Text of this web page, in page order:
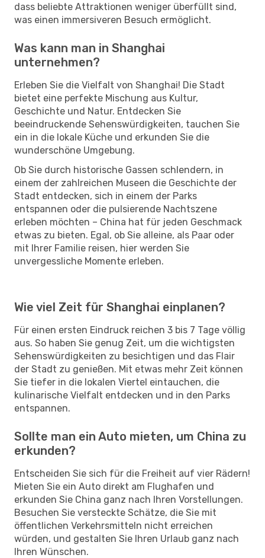
dass beliebte Attraktionen weniger überfüllt sind,
was einen immersiveren Besuch ermöglicht.
Was kann man in Shanghai
unternehmen?
Erleben Sie die Vielfalt von Shanghai! Die Stadt
bietet eine perfekte Mischung aus Kultur,
Geschichte und Natur. Entdecken Sie
beeindruckende Sehenswürdigkeiten, tauchen Sie
ein in die lokale Küche und erkunden Sie die
wunderschöne Umgebung.
Ob Sie durch historische Gassen schlendern, in
einem der zahlreichen Museen die Geschichte der
Stadt entdecken, sich in einem der Parks
entspannen oder die pulsierende Nachtszene
erleben möchten – China hat für jeden Geschmack
etwas zu bieten. Egal, ob Sie alleine, als Paar oder
mit Ihrer Familie reisen, hier werden Sie
unvergessliche Momente erleben.
Wie viel Zeit für Shanghai einplanen?
Für einen ersten Eindruck reichen 3 bis 7 Tage völlig
aus. So haben Sie genug Zeit, um die wichtigsten
Sehenswürdigkeiten zu besichtigen und das Flair
der Stadt zu genießen. Mit etwas mehr Zeit können
Sie tiefer in die lokalen Viertel eintauchen, die
kulinarische Vielfalt entdecken und in den Parks
entspannen.
Sollte man ein Auto mieten, um China zu
erkunden?
Entscheiden Sie sich für die Freiheit auf vier Rädern!
Mieten Sie ein Auto direkt am Flughafen und
erkunden Sie China ganz nach Ihren Vorstellungen.
Besuchen Sie versteckte Schätze, die Sie mit
öffentlichen Verkehrsmitteln nicht erreichen
würden, und gestalten Sie Ihren Urlaub ganz nach
Ihren Wünschen.